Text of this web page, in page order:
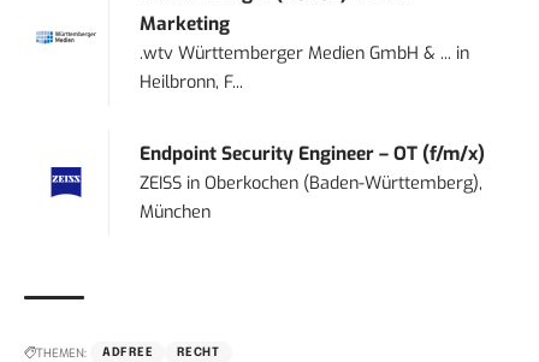
Marketing
.wtv Württemberger Medien GmbH & ... in
Heilbronn, F...
Endpoint Security Engineer – OT (f/m/x)
ZEISS inOberkochen (Baden-Württemberg),
München
THEMEN: ADFREE RECHT